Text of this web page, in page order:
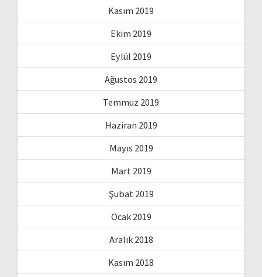
Kasım 2019
Ekim 2019
Eylül 2019
Ağustos 2019
Temmuz 2019
Haziran 2019
Mayıs 2019
Mart 2019
Şubat 2019
Ocak 2019
Aralık 2018
Kasım 2018